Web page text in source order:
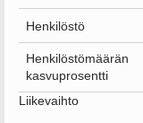
Henkilöstö
Henkilöstömäärän
kasvuprosentti
Liikevaihto